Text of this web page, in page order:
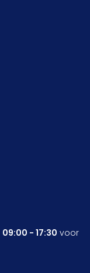
09:00 - 17:30 voor